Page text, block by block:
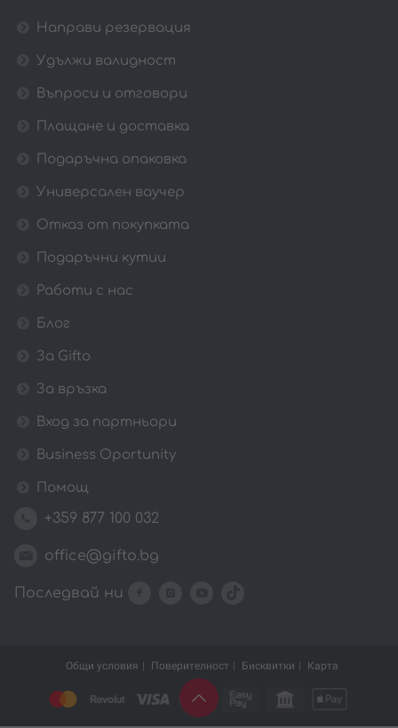
Направи резервация
Удължи валидност
Въпроси и отговори
Плащане и доставка
Подаръчна опаковка
Универсален ваучер
Отказ от покупката
Подаръчни кутии
Работи с нас
Блог
За Gifto
За връзка
Вход за партньори
Business Oportunity
Помощ
+359 877 100 032
office@gifto.bg
Последвай ни
Общи условия Поверителност Бисквитки Карта